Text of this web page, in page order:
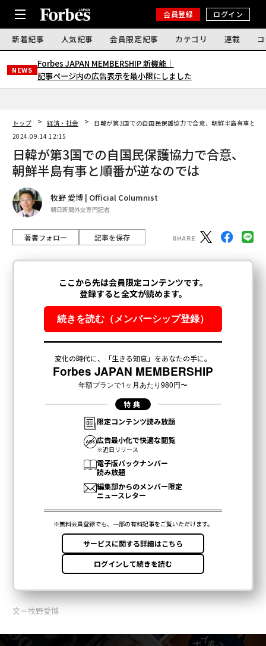
会員登録 ログイン
新着記事 人気記事 会員限定記事 カテゴリ 連載
NEWS
Forbes JAPAN MEMBERSHIP 新機能｜
記事ページ内の広告表示を最小限にしました
トップ 経済・社会
日韓が第3国での自国民保護協力で合意、朝鮮半島有事と順
2024.09.14 12:15
日韓が第3国での自国民保護協力で合意、
朝鮮半島有事と順番が逆なのでは
牧野 愛博 | Official Columnist
朝日新聞外交専門記者
著者フォロー 記事を保存
文＝牧野愛博